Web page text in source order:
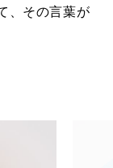
、その言葉が